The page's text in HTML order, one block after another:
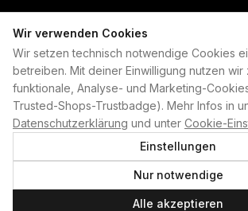
Wir verwenden Cookies
Wir setzen technisch notwendige Cookies
betreiben. Mit deiner Einwilligung nutzen wir
funktionale, Analyse- und Marketing-
Trusted-Shops-Trustbadge). Mehr Infos in
Datenschutzerklärung und unter Cookie-
Einstellungen
Nur notwendige
Alle akzeptieren
PLAN B
Home
Kontakt
Impressum
Datenschutzerklärung